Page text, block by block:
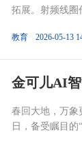
拓展。射频线圈
教育 2026-05-13
金可儿AI
春回大地，万象
日，备受瞩目